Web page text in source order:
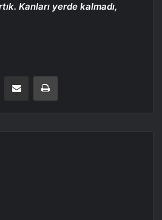
Kanları yerde kalmadı,
E-Posta ile paylaş Yazdır